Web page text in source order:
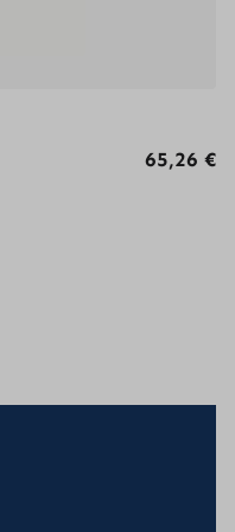
65,26 €